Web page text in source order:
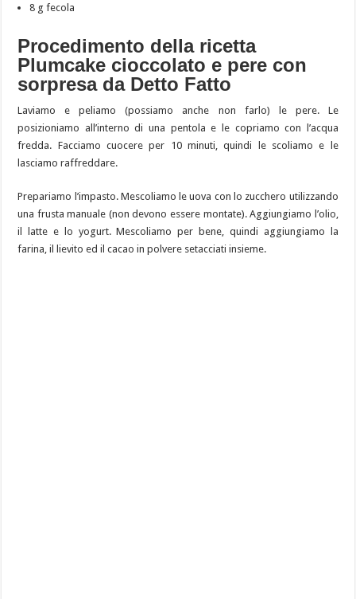
8 g fecola
Procedimento della ricetta
Plumcake cioccolato e pere con
sorpresa da Detto Fatto
Laviamo e peliamo (possiamo anche non farlo) le pere. Le
posizioniamo all’interno di una pentola e le copriamo con l’acqua
fredda. Facciamo cuocere per 10 minuti, quindi le scoliamo e le
lasciamo raffreddare.
Prepariamo l’impasto. Mescoliamo le uova con lo zucchero utilizzando
una frusta manuale (non devono essere montate). Aggiungiamo l’olio,
il latte e lo yogurt. Mescoliamo per bene, quindi aggiungiamo la
farina, il lievito ed il cacao in polvere setacciati insieme.